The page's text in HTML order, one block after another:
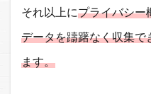
それ以上にプライバシー
データを躊躇なく収集で
ます。